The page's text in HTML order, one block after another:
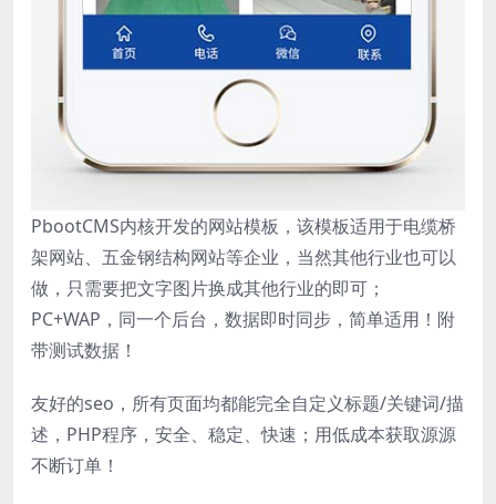
PbootCMS内核开发的网站模板，该模板适用于电缆桥
架网站、五金钢结构网站等企业，当然其他行业也可以
做，只需要把文字图片换成其他行业的即可；
PC+WAP，同一个后台，数据即时同步，简单适用！附
带测试数据！
友好的seo，所有页面均都能完全自定义标题/关键词/描
述，PHP程序，安全、稳定、快速；用低成本获取源源
不断订单！